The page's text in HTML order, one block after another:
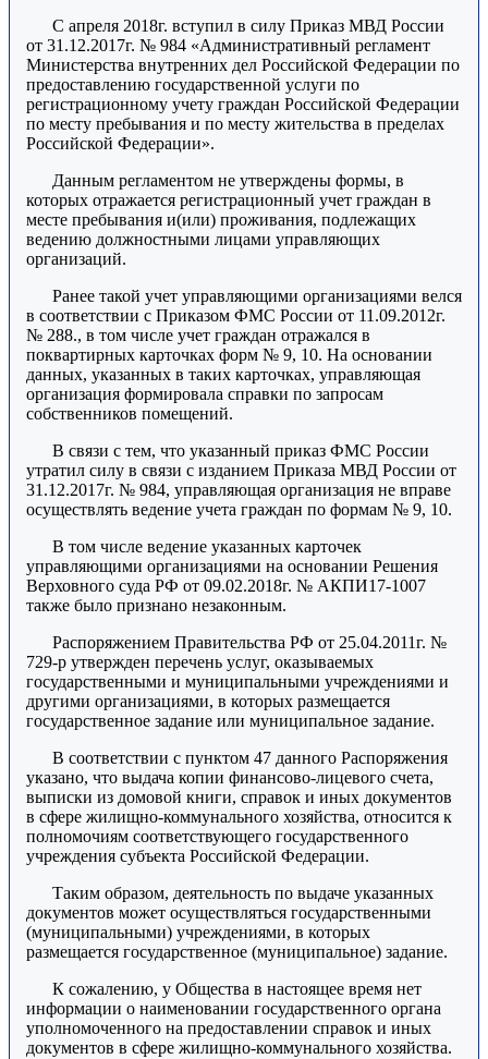
С апреля 2018г. вступил в силу Приказ МВД России
от 31.12.2017г. № 984 «Административный регламент
Министерства внутренних дел Российской Федерации по
предоставлению государственной услуги по
регистрационному учету граждан Российской Федерации
по месту пребывания и по месту жительства в пределах
Российской Федерации».
Данным регламентом не утверждены формы, в
которых отражается регистрационный учет граждан в
месте пребывания и(или) проживания, подлежащих
ведению должностными лицами управляющих
организаций.
Ранее такой учет управляющими организациями велся
в соответствии с Приказом ФМС России от 11.09.2012г.
№ 288., в том числе учет граждан отражался в
поквартирных карточках форм № 9, 10. На основании
данных, указанных в таких карточках, управляющая
организация формировала справки по запросам
собственников помещений.
В связи с тем, что указанный приказ ФМС России
утратил силу в связи с изданием Приказа МВД России от
31.12.2017г. № 984, управляющая организация не вправе
осуществлять ведение учета граждан по формам № 9, 10.
В том числе ведение указанных карточек
управляющими организациями на основании Решения
Верховного суда РФ от 09.02.2018г. № АКПИ17-1007
также было признано незаконным.
Распоряжением Правительства РФ от 25.04.2011г. №
729-р утвержден перечень услуг, оказываемых
государственными и муниципальными учреждениями и
другими организациями, в которых размещается
государственное задание или муниципальное задание.
В соответствии с пунктом 47 данного Распоряжения
указано, что выдача копии финансово-лицевого счета,
выписки из домовой книги, справок и иных документов
в сфере жилищно-коммунального хозяйства, относится к
полномочиям соответствующего государственного
учреждения субъекта Российской Федерации.
Таким образом, деятельность по выдаче указанных
документов может осуществляться государственными
(муниципальными) учреждениями, в которых
размещается государственное (муниципальное) задание.
К сожалению, у Общества в настоящее время нет
информации о наименовании государственного органа
уполномоченного на предоставлении справок и иных
документов в сфере жилищно-коммунального хозяйства.